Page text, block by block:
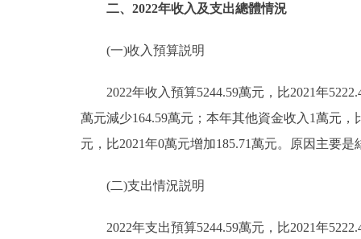
二、2022年收入及支出總體情況
(一)收入預算説明
2022年收入預算5244.59萬元，比2021年
萬元減少164.59萬元；本年其他資金收入1萬元
元，比2021年0萬元增加185.71萬元。原因主要
(二)支出情況説明
2022年支出預算5244.59萬元，比2021年